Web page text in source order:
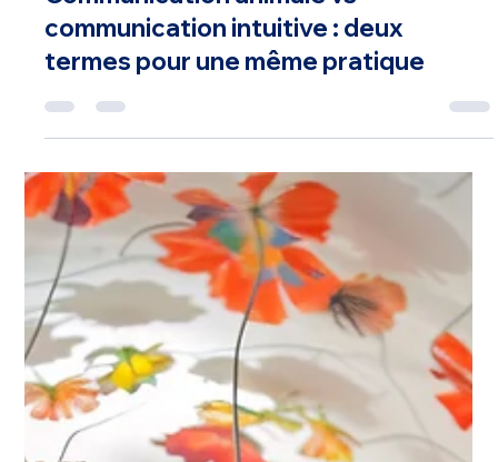
Corinne Dupeyrat
30 mai
Communication animale vs
communication intuitive : deux
termes pour une même pratique